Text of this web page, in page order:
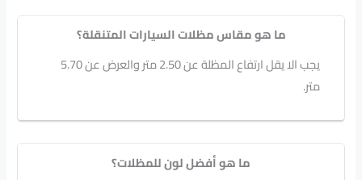
ما هو مقاس مظلات السيارات المتنقلة؟
يجب الا يقل ارتفاع المظلة عن 2.50 متر والعرض عن 5.70
متر.
ما هو أفضل لون للمظلات؟